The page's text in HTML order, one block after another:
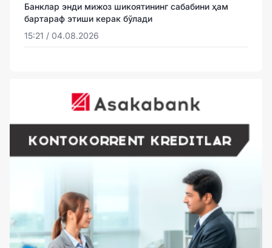
Банклар энди мижоз шикоятининг сабабини ҳам
бартараф этиши керак бўлади
15:21 / 04.08.2026